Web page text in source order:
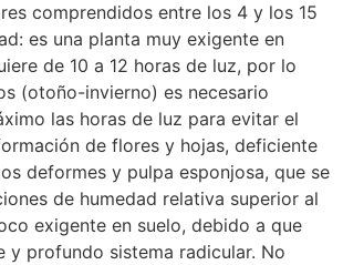
comprendidos entre los 4 y los 15
es una planta muy exigente en
de 10 a 12 horas de luz, por lo
(otoño-invierno) es necesario
las horas de luz para evitar el
de flores y hojas, deficiente
deformes y pulpa esponjosa, que se
de humedad relativa superior al
exigente en suelo, debido a que
y profundo sistema radicular. No